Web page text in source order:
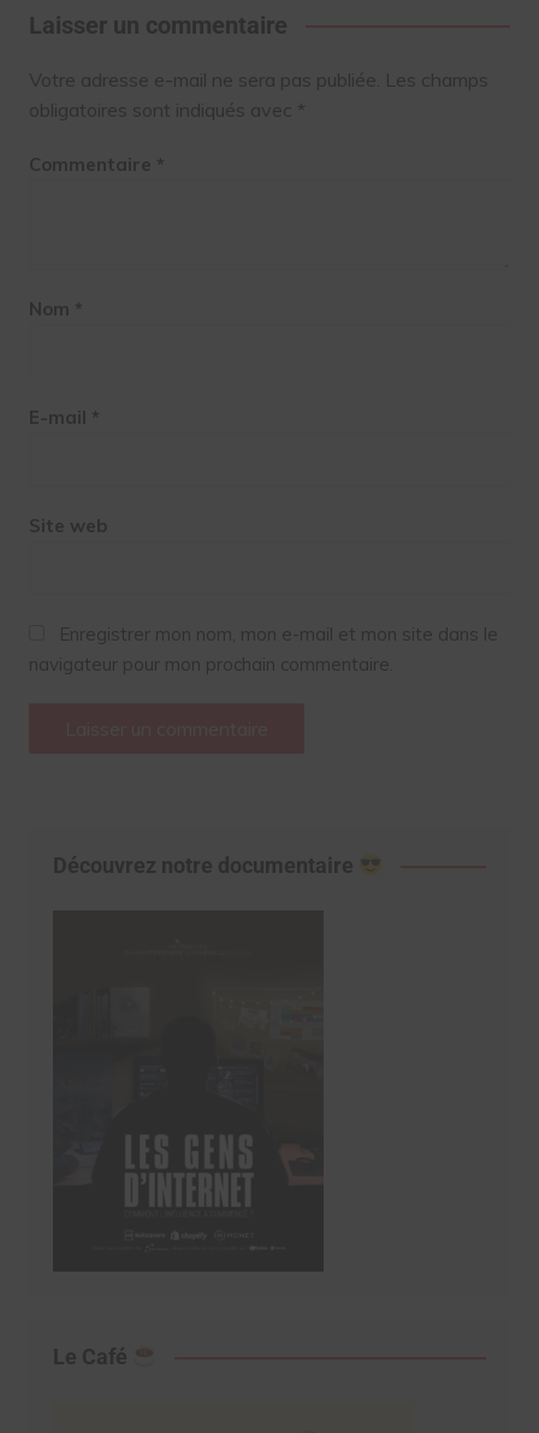
Laisser un commentaire
Votre adresse e-mail ne sera pas publiée. Les champs
obligatoires sont indiqués avec *
Commentaire *
Nom *
E-mail *
Site web
Enregistrer mon nom, mon e-mail et mon site dans le
navigateur pour mon prochain commentaire.
Découvrez notre documentaire
Le Café